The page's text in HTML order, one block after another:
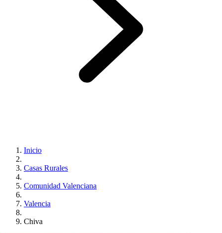
Inicio
Casas Rurales
Comunidad Valenciana
Valencia
Chiva